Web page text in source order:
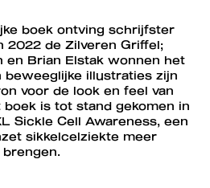
boek ontving schrijfster
2022 de Zilveren Griffel;
en Brian Elstak wonnen het
beweeglijke illustraties zijn
voor de look en feel van
is tot stand gekomen in
Sickle Cell Awareness, een
sikkelcelziekte meer